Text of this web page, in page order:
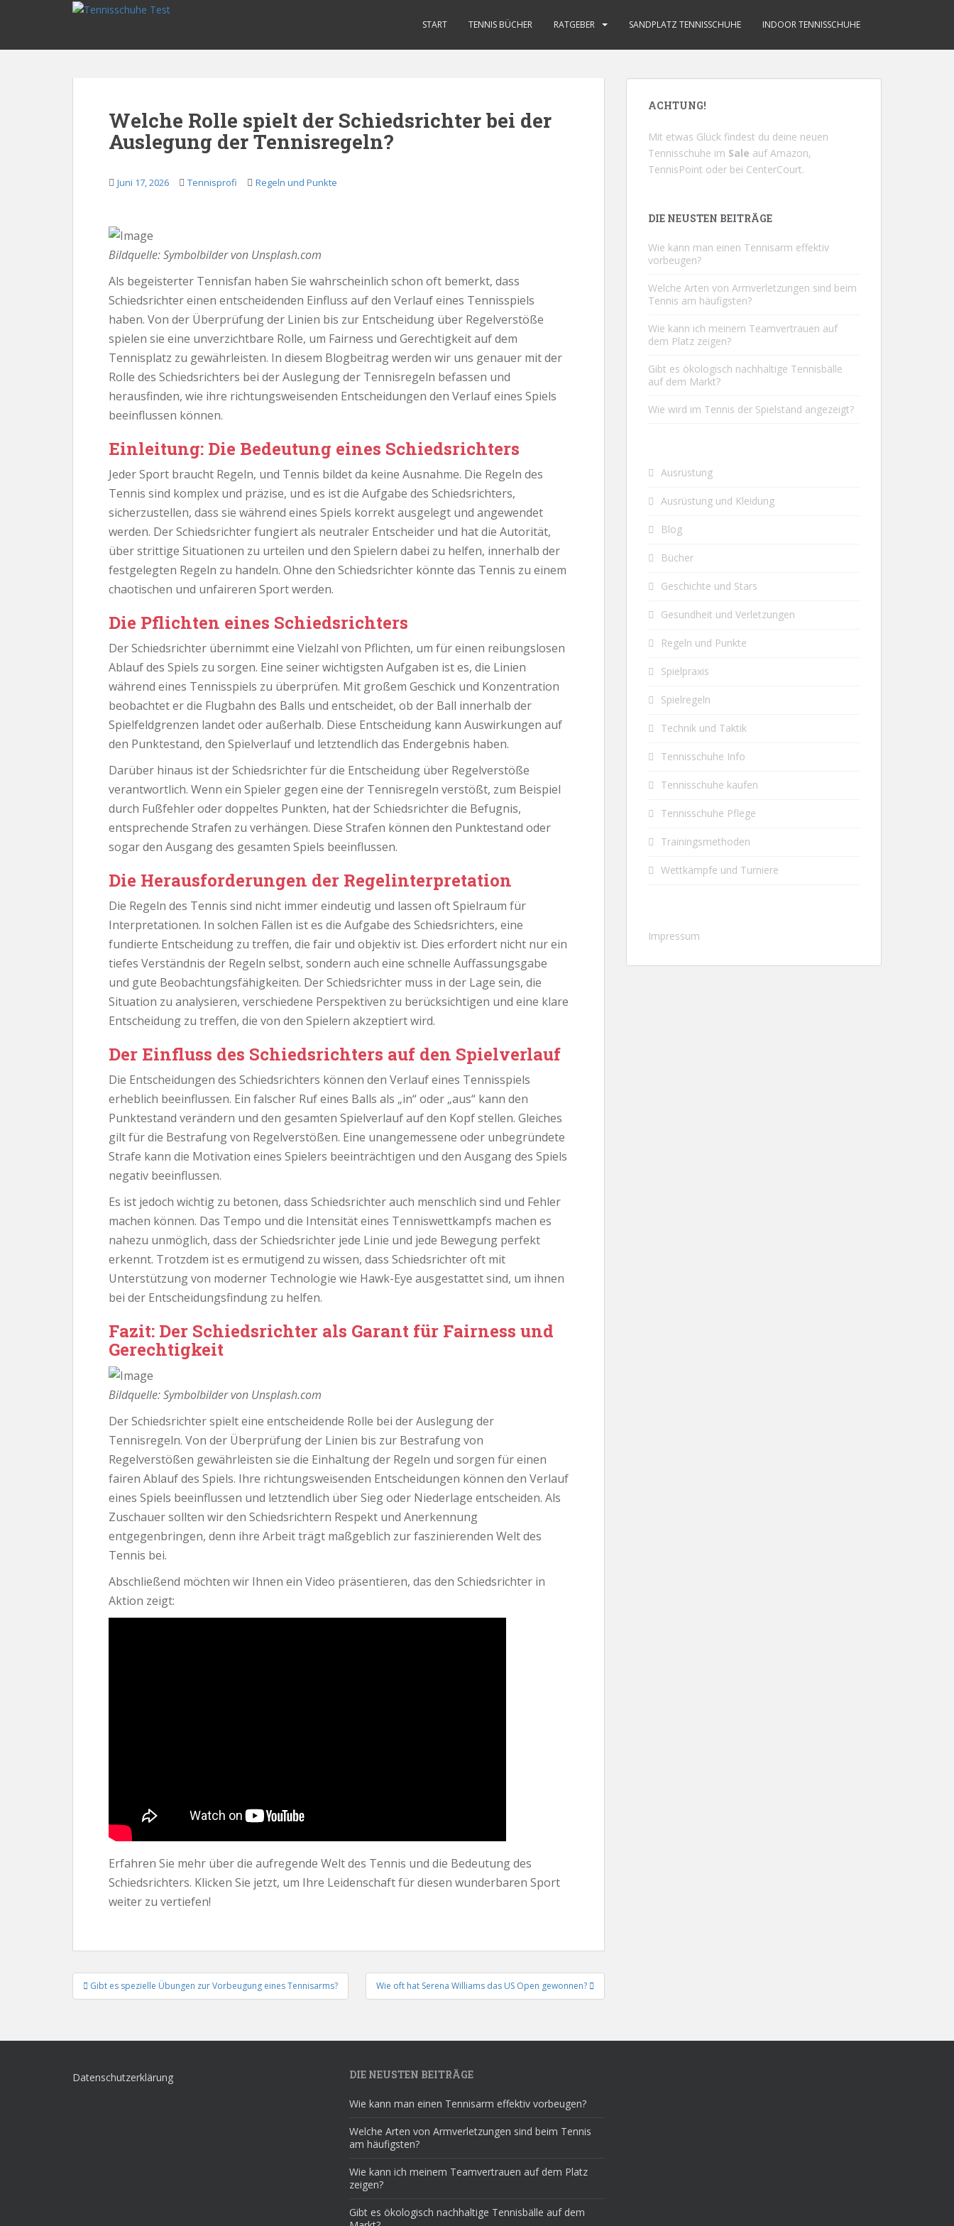
START TENNIS BÜCHER RATGEBER SANDPLATZ TENNISSCHUHE INDOOR TENNISSCHUHE
Welche Rolle spielt der Schiedsrichter bei der
Auslegung der Tennisregeln?
Juni 17, 2026 Tennisprofi Regeln und Punkte
Bildquelle: Symbolbilder von Unsplash.com
Als begeisterter Tennisfan haben Sie wahrscheinlich schon oft bemerkt, dass
Schiedsrichter einen entscheidenden Einfluss auf den Verlauf eines Tennisspiels
haben. Von der Überprüfung der Linien bis zur Entscheidung über Regelverstöße
spielen sie eine unverzichtbare Rolle, um Fairness und Gerechtigkeit auf dem
Tennisplatz zu gewährleisten. In diesem Blogbeitrag werden wir uns genauer mit der
Rolle des Schiedsrichters bei der Auslegung der Tennisregeln befassen und
herausfinden, wie ihre richtungsweisenden Entscheidungen den Verlauf eines Spiels
beeinflussen können.
Einleitung: Die Bedeutung eines Schiedsrichters
Jeder Sport braucht Regeln, und Tennis bildet da keine Ausnahme. Die Regeln des
Tennis sind komplex und präzise, und es ist die Aufgabe des Schiedsrichters,
sicherzustellen, dass sie während eines Spiels korrekt ausgelegt und angewendet
werden. Der Schiedsrichter fungiert als neutraler Entscheider und hat die Autorität,
über strittige Situationen zu urteilen und den Spielern dabei zu helfen, innerhalb der
festgelegten Regeln zu handeln. Ohne den Schiedsrichter könnte das Tennis zu einem
chaotischen und unfaireren Sport werden.
Die Pflichten eines Schiedsrichters
Der Schiedsrichter übernimmt eine Vielzahl von Pflichten, um für einen reibungslosen
Ablauf des Spiels zu sorgen. Eine seiner wichtigsten Aufgaben ist es, die Linien
während eines Tennisspiels zu überprüfen. Mit großem Geschick und Konzentration
beobachtet er die Flugbahn des Balls und entscheidet, ob der Ball innerhalb der
Spielfeldgrenzen landet oder außerhalb. Diese Entscheidung kann Auswirkungen auf
den Punktestand, den Spielverlauf und letztendlich das Endergebnis haben.
Darüber hinaus ist der Schiedsrichter für die Entscheidung über Regelverstöße
verantwortlich. Wenn ein Spieler gegen eine der Tennisregeln verstößt, zum Beispiel
durch Fußfehler oder doppeltes Punkten, hat der Schiedsrichter die Befugnis,
entsprechende Strafen zu verhängen. Diese Strafen können den Punktestand oder
sogar den Ausgang des gesamten Spiels beeinflussen.
Die Herausforderungen der Regelinterpretation
Die Regeln des Tennis sind nicht immer eindeutig und lassen oft Spielraum für
Interpretationen. In solchen Fällen ist es die Aufgabe des Schiedsrichters, eine
fundierte Entscheidung zu treffen, die fair und objektiv ist. Dies erfordert nicht nur ein
tiefes Verständnis der Regeln selbst, sondern auch eine schnelle Auffassungsgabe
und gute Beobachtungsfähigkeiten. Der Schiedsrichter muss in der Lage sein, die
Situation zu analysieren, verschiedene Perspektiven zu berücksichtigen und eine klare
Entscheidung zu treffen, die von den Spielern akzeptiert wird.
Der Einfluss des Schiedsrichters auf den Spielverlauf
Die Entscheidungen des Schiedsrichters können den Verlauf eines Tennisspiels
erheblich beeinflussen. Ein falscher Ruf eines Balls als „in“ oder „aus“ kann den
Punktestand verändern und den gesamten Spielverlauf auf den Kopf stellen. Gleiches
gilt für die Bestrafung von Regelverstößen. Eine unangemessene oder unbegründete
Strafe kann die Motivation eines Spielers beeinträchtigen und den Ausgang des Spiels
negativ beeinflussen.
Es ist jedoch wichtig zu betonen, dass Schiedsrichter auch menschlich sind und Fehler
machen können. Das Tempo und die Intensität eines Tenniswettkampfs machen es
nahezu unmöglich, dass der Schiedsrichter jede Linie und jede Bewegung perfekt
erkennt. Trotzdem ist es ermutigend zu wissen, dass Schiedsrichter oft mit
Unterstützung von moderner Technologie wie Hawk-Eye ausgestattet sind, um ihnen
bei der Entscheidungsfindung zu helfen.
Fazit: Der Schiedsrichter als Garant für Fairness und
Gerechtigkeit
Bildquelle: Symbolbilder von Unsplash.com
Der Schiedsrichter spielt eine entscheidende Rolle bei der Auslegung der
Tennisregeln. Von der Überprüfung der Linien bis zur Bestrafung von
Regelverstößen gewährleisten sie die Einhaltung der Regeln und sorgen für einen
fairen Ablauf des Spiels. Ihre richtungsweisenden Entscheidungen können den Verlauf
eines Spiels beeinflussen und letztendlich über Sieg oder Niederlage entscheiden. Als
Zuschauer sollten wir den Schiedsrichtern Respekt und Anerkennung
entgegenbringen, denn ihre Arbeit trägt maßgeblich zur faszinierenden Welt des
Tennis bei.
Abschließend möchten wir Ihnen ein Video präsentieren, das den Schiedsrichter in
Aktion zeigt:
Erfahren Sie mehr über die aufregende Welt des Tennis und die Bedeutung des
Schiedsrichters. Klicken Sie jetzt, um Ihre Leidenschaft für diesen wunderbaren Sport
weiter zu vertiefen!
Beitrags-
Navigation
Gibt es spezielle Übungen zur Vorbeugung eines Tennisarms? Wie oft hat Serena Williams das US Open gewonnen?
ACHTUNG!
Mit etwas Glück findest du deine neuen
Tennisschuhe im Sale aufAmazon,
TennisPoint oder bei CenterCourt.
DIE NEUSTEN BEITRÄGE
Wie kann man einen Tennisarm effektiv
vorbeugen?
Welche Arten von Armverletzungen sind beim
Tennis am häufigsten?
Wie kann ich meinem Teamvertrauen auf
dem Platz zeigen?
Gibt es ökologisch nachhaltige Tennisbälle
auf dem Markt?
Wie wird im Tennis der Spielstand angezeigt?
Ausrüstung
Ausrüstung und Kleidung
Blog
Bücher
Geschichte und Stars
Gesundheit und Verletzungen
Regeln und Punkte
Spielpraxis
Spielregeln
Technik und Taktik
Tennisschuhe Info
Tennisschuhe kaufen
Tennisschuhe Pflege
Trainingsmethoden
Wettkämpfe und Turniere
Impressum
Datenschutzerklärung DIE NEUSTEN BEITRÄGE
Wie kann man einen Tennisarm effektiv vorbeugen?
Welche Arten von Armverletzungen sind beim Tennis
am häufigsten?
Wie kann ich meinem Teamvertrauen auf dem Platz
zeigen?
Gibt es ökologisch nachhaltige Tennisbälle auf dem